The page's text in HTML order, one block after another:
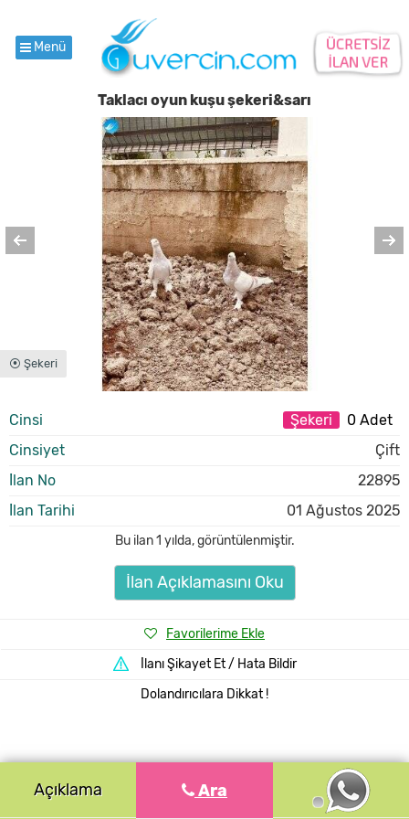
Menü
Taklacı oyun kuşu şekeri&sarı
⦿ Şekeri
Cinsi Şekeri
0 Adet
Cinsiyet
Çift
İlan No
22895
İlan Tarihi
01 Ağustos 2025
Bu ilan1 yılda,görüntülenmiştir.
İlan Açıklamasını Oku
Favorilerime Ekle
İlanı Şikayet Et / Hata Bildir
Dolandırıcılara Dikkat !
Açıklama Ara